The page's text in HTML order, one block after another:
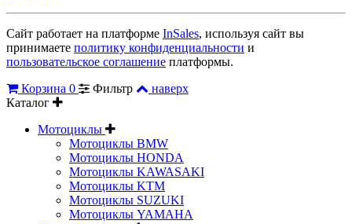
Сайт работает на платформе InSales, используя сайт вы
принимаете политику конфиденциальности и
пользовательское соглашение платформы.
Корзина 0 Фильтр
наверх
Каталог
Мотоциклы
Мотоциклы BMW
Мотоциклы HONDA
Мотоциклы KAWASAKI
Мотоциклы KTM
Мотоциклы SUZUKI
Мотоциклы YAMAHA